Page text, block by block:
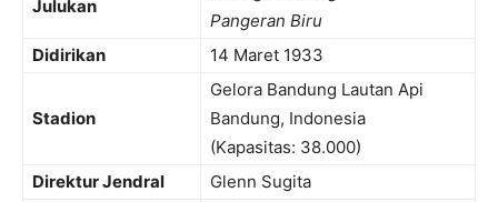
Julukan
Pangeran Biru
Didirikan
14 Maret 1933
Stadion
Gelora Bandung Lautan Api
Bandung, Indonesia
(Kapasitas: 38.000)
Direktur Jendral
Glenn Sugita